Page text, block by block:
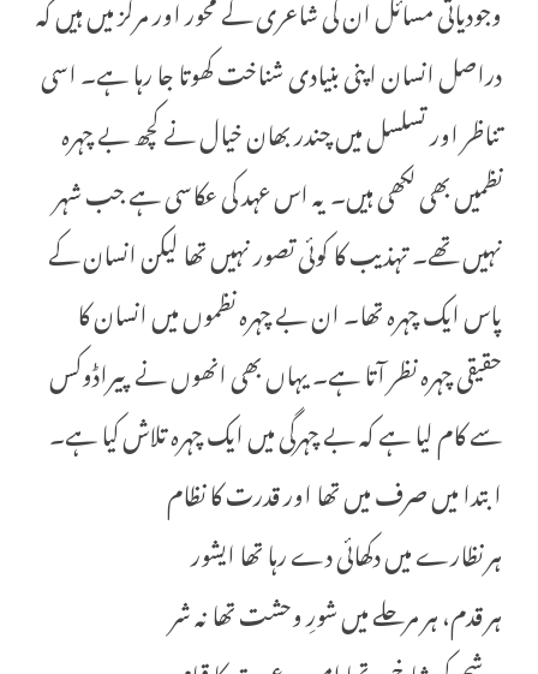
دراصل انسان اپنی بنیادی شناخت کھوتا جا رہا ہے۔ اسی
تناظر اور تسلسل میں چندر بھان خیال نے کچھ بے چہرہ
نظمیں بھی لکھی ہیں۔ یہ اس عہد کی عکاسی ہے جب شہر
نہیں تھے۔ تہذیب کا کوئی تصور نہیں تھا لیکن انسان کے
پاس ایک چہرہ تھا۔ ان بے چہرہ نظموں میں انسان کا
حقیقی چہرہ نظر آتا ہے۔ یہاں بھی انھوں نے پیراڈوکس
سے کام لیا ہے کہ بے چہرگی میں ایک چہرہ تلاش کیا ہے۔
ابتدا میں صرف میں تھا اور قدرت کا نظام
ہر نظارے میں دکھائی دے رہا تھا ایشور
ہر قدم، ہر مرحلے میں شورِ وحشت تھا نہ شر